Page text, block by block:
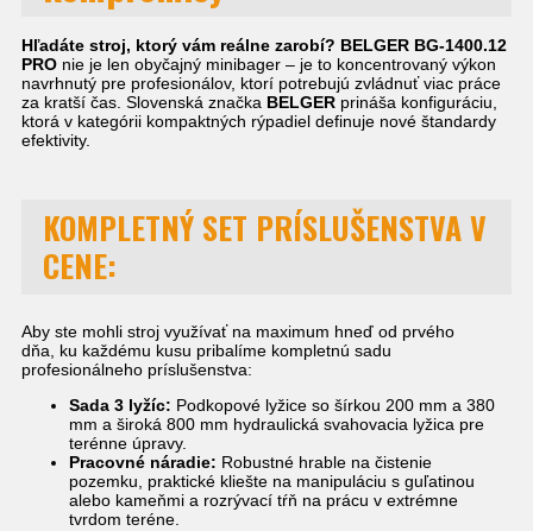
Hľadáte stroj, ktorý vám reálne zarobí? BELGER BG-1400.12
PRO nie je len obyčajný minibager – je to koncentrovaný výkon
navrhnutý pre profesionálov, ktorí potrebujú zvládnuť viac práce
za kratší čas. Slovenská značka BELGER prináša konfiguráciu,
ktorá v kategórii kompaktných rýpadiel definuje nové štandardy
efektivity.
KOMPLETNÝ SET PRÍSLUŠENSTVA V
CENE:
Aby ste mohli stroj využívať na maximum hneď od prvého
dňa, ku každému kusu pribalíme kompletnú sadu
profesionálneho príslušenstva:
Sada 3 lyžíc: Podkopové lyžice so šírkou 200 mm a 380
mm a široká 800 mm hydraulická svahovacia lyžica pre
terénne úpravy.
Pracovné náradie: Robustné hrable na čistenie
pozemku, praktické kliešte na manipuláciu s guľatinou
alebo kameňmi a rozrývací tŕň na prácu v extrémne
tvrdom teréne.